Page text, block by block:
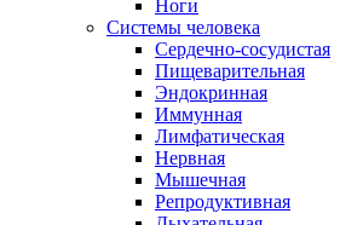
Ноги
Системы человека
Сердечно-сосудистая
Пищеварительная
Эндокринная
Иммунная
Лимфатическая
Нервная
Мышечная
Репродуктивная